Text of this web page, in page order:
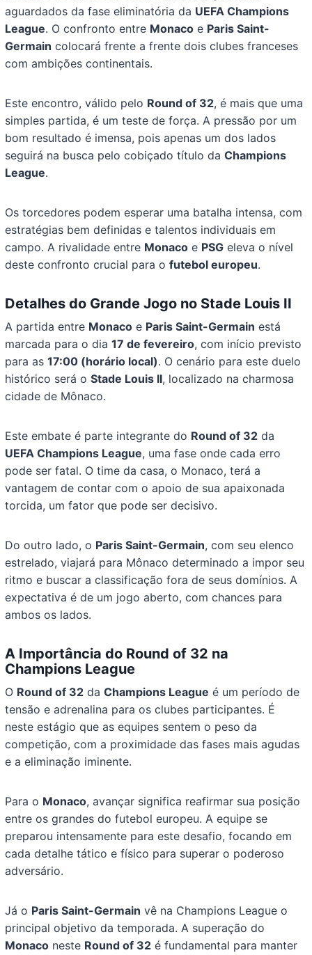
aguardados da fase eliminatória da UEFA Champions
League. O confronto entre Monaco e Paris Saint-
Germain colocará frente a frente dois clubes franceses
com ambições continentais.
Este encontro, válido pelo Round of 32, é mais que uma
simples partida, é um teste de força. A pressão por um
bom resultado é imensa, pois apenas um dos lados
seguirá na busca pelo cobiçado título daChampions
League.
Os torcedores podem esperar uma batalha intensa, com
estratégias bem definidas e talentos individuais em
campo. A rivalidade entre Monaco e PSG eleva o nível
deste confronto crucial para ofutebol europeu.
Detalhes do Grande Jogo no Stade Louis II
A partida entre Monaco e Paris Saint-Germain está
marcada para o dia17 de fevereiro, com início previsto
para as17:00 (horário local). O cenário para este duelo
histórico será oStade Louis II, localizado na charmosa
cidade de Mônaco.
Este embate é parte integrante do Round of 32 da
UEFA Champions League, uma fase onde cada erro
pode ser fatal. O time da casa, o Monaco, terá a
vantagem de contar com o apoio de sua apaixonada
torcida, um fator que pode ser decisivo.
Do outro lado, o Paris Saint-Germain, com seu elenco
estrelado, viajará para Mônaco determinado a impor seu
ritmo e buscar a classificação fora de seus domínios. A
expectativa é de um jogo aberto, com chances para
ambos os lados.
A Importância do Round of 32 na
Champions League
O Round of 32 daChampions League é um período de
tensão e adrenalina para os clubes participantes. É
neste estágio que as equipes sentem o peso da
competição, com a proximidade das fases mais agudas
e a eliminação iminente.
Para o Monaco, avançar significa reafirmar sua posição
entre os grandes do futebol europeu. A equipe se
preparou intensamente para este desafio, focando em
cada detalhe tático e físico para superar o poderoso
adversário.
Já o Paris Saint-Germain vê na Champions League o
principal objetivo da temporada. A superação do
Monaco neste Round of 32 é fundamental para manter